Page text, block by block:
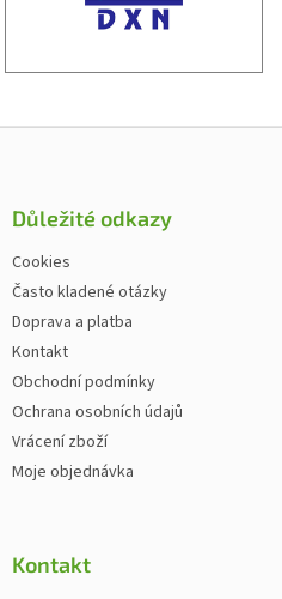
Zápatí
Důležité odkazy
Cookies
Často kladené otázky
Doprava a platba
Kontakt
Obchodní podmínky
Ochrana osobních údajů
Vrácení zboží
Moje objednávka
Kontakt